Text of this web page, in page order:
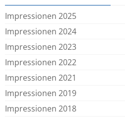
Impressionen 2025
Impressionen 2024
Impressionen 2023
Impressionen 2022
Impressionen 2021
Impressionen 2019
Impressionen 2018